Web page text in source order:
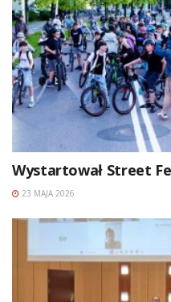
Wystartował Street
23 MAJA 2026